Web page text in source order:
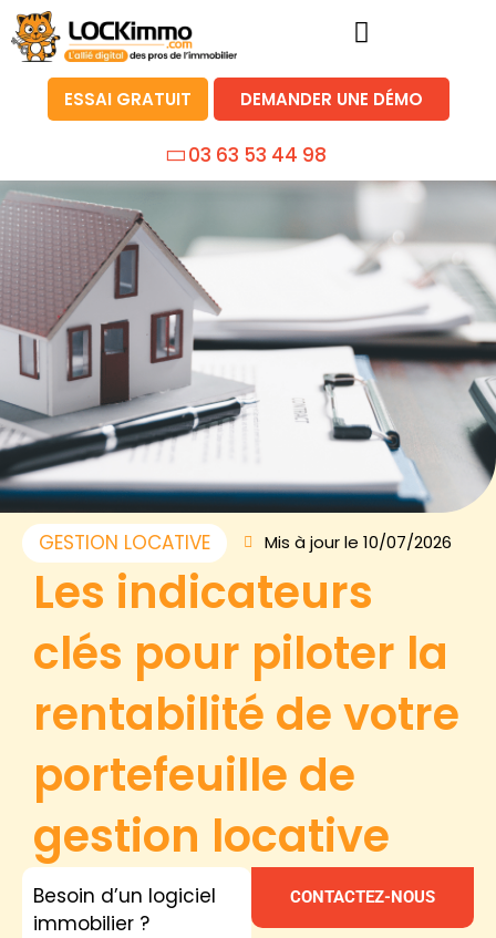
ESSAI GRATUIT DEMANDER UNE DÉMO
03 63 53 44 98
GESTION LOCATIVE Mis à jour le 10/07/2026
Les indicateurs
clés pour piloter la
rentabilité de votre
portefeuille de
gestion locative
Besoin d’un logiciel
immobilier ?
CONTACTEZ-NOUS